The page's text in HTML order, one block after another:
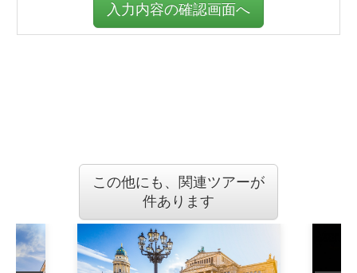
入力内容の確認画面へ
この他にも、関連ツアーが
件あります